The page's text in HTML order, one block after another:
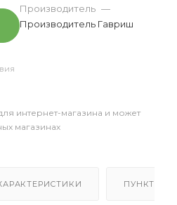
Производитель —
Производитель Гавриш
интернет-магазина и может
магазинах
ПУНКТЫ